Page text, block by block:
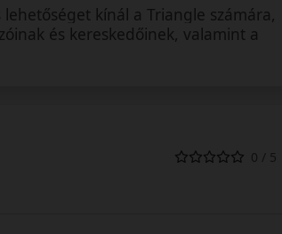
kínál a Triangle számára,
és kereskedőinek, valamint a
0 / 5